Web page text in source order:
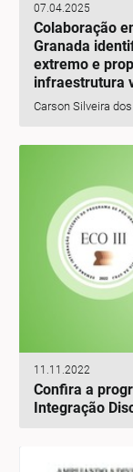
07.04.2025
Colaboração
Granada
extremo e
infraestrutura
Carson Silveira
11.11.2022
Confira a
Integração